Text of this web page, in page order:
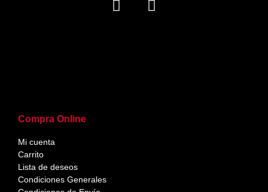
Compra Online
Mi cuenta
Carrito
Lista de deseos
Condiciones Generales